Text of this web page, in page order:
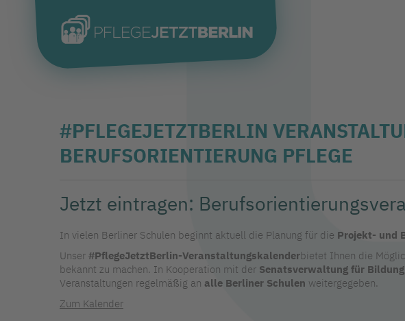
#PFLEGEJETZTBERLIN
BERUFSORIENTIERUNG PFLEGE
Jetzt eintragen:
In vielen Berliner Schulen beginnt aktuell die Planung für die Projekt- und
Unser #PflegeJetztBerlin-Veranstaltungskalenderbietet Ihnen die
bekannt zu machen. In Kooperation mit der Senatsverwaltung für
Veranstaltungen regelmäßig an alle Berliner Schulen weitergegeben.
Zum Kalender